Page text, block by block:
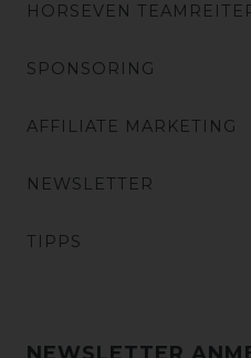
HORSEVEN
SPONSORING
AFFILIATE MARKETING
NEWSLETTER
TIPPS